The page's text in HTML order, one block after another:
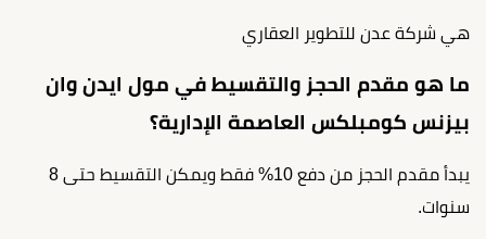
هي شركة عدن للتطوير العقاري
ما هو مقدم الحجز والتقسيط في مول ايدن وان
بيزنس كومبلكس العاصمة الإدارية؟
يبدأ مقدم الحجز من دفع 10% فقط ويمكن التقسيط حتى 8
سنوات.